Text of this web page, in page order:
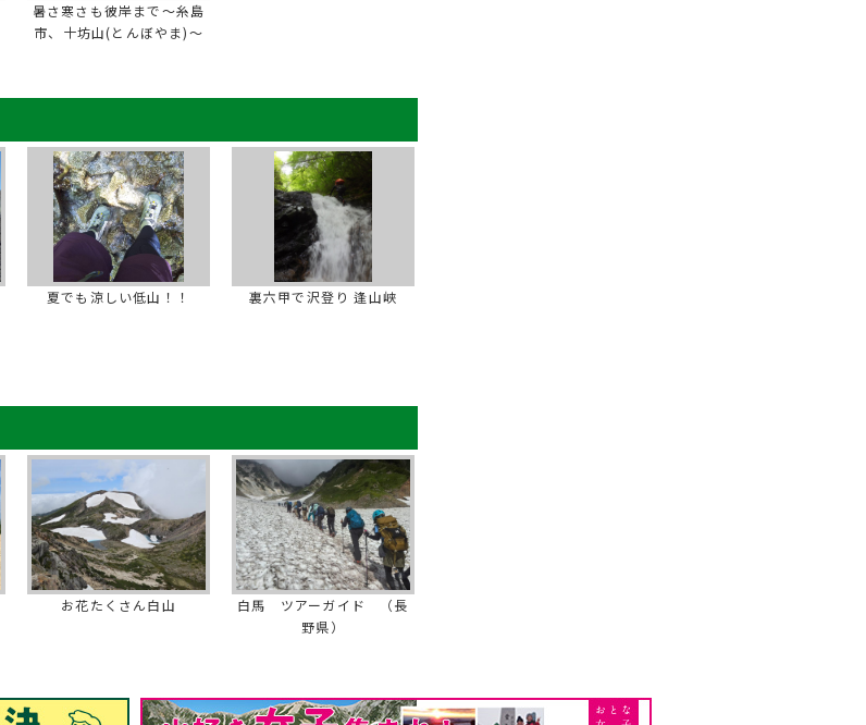
暑さ寒さも彼岸まで～糸島
市、十坊山(とんぼやま)～
夏でも涼しい低山！！ 裏六甲で沢登り 逢山峡
お花たくさん白山
白馬 ツアーガイド （長
野県）